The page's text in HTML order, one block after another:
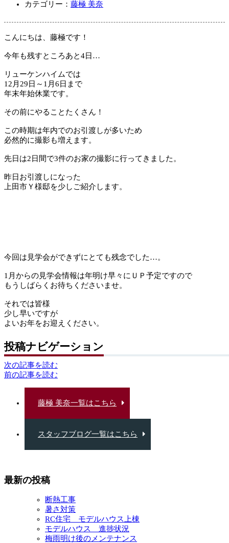
カテゴリー： 藤極 美奈
こんにちは、藤極です！
今年も残すところあと4日…
リューケンハイムでは
12月29日～1月6日まで
年末年始休業です。
その前にやることたくさん！
この時期は年内でのお引渡しが多いため
必然的に撮影も増えます。
先日は2日間で3件のお家の撮影に行ってきました。
昨日お引渡しになった
上田市Ｙ様邸を少しご紹介します。
今回は見学会ができずにとても残念でした…。
1月からの見学会情報は年明け早々にＵＰ予定ですので
もうしばらくお待ちくださいませ。
それでは皆様
少し早いですが
よいお年をお迎えください。
投稿ナビゲーション
次の記事を読む
前の記事を読む
藤極 美奈一覧はこちら
スタッフブログ一覧はこちら
最新の投稿
断熱工事
暑さ対策
RC住宅 モデルハウス上棟
モデルハウス 進捗状況
梅雨明け後のメンテナンス